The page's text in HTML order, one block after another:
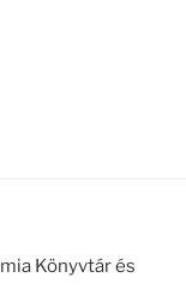
Könyvtár és